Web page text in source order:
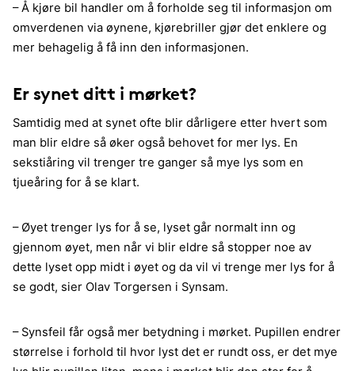
– Å kjøre bil handler om å forholde seg til informasjon om
omverdenen via øynene, kjørebriller gjør det enklere og
mer behagelig å få inn den informasjonen.
Er synet ditt i mørket?
Samtidig med at synet ofte blir dårligere etter hvert som
man blir eldre så øker også behovet for mer lys. En
sekstiåring vil trenger tre ganger så mye lys som en
tjueåring for å se klart.
– Øyet trenger lys for å se, lyset går normalt inn og
gjennom øyet, men når vi blir eldre så stopper noe av
dette lyset opp midt i øyet og da vil vi trenge mer lys for å
se godt, sier Olav Torgersen i Synsam.
– Synsfeil får også mer betydning i mørket. Pupillen endrer
størrelse i forhold til hvor lyst det er rundt oss, er det mye